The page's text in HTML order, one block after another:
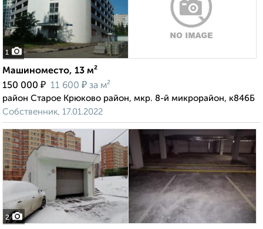
1
Машиноместо, 13 м²
150 000 ₽ 11 600 ₽ за м²
район Старое Крюково район, мкр. 8-й микрорайон, к846Б
Собственник, 17.01.2022
2